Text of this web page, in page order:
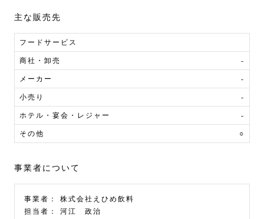
主な販売先
フードサービス
商社・卸売 -
メーカー -
小売り -
ホテル・宴会・レジャー -
その他 ○
事業者について
事業者： 株式会社えひめ飲料
担当者： 河江 政治